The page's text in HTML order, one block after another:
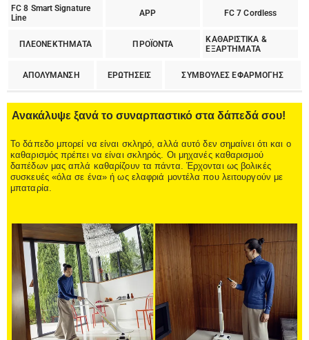
FC 8 Smart Signature
Line
APP FC 7 Cordless
ΠΛΕΟΝΕΚΤΗΜΑΤΑ ΠΡΟΪΟΝΤΑ
ΚΑΘΑΡΙΣΤΙΚΑ &
ΕΞΑΡΤΗΜΑΤΑ
ΑΠΟΛΥΜΑΝΣΗ ΕΡΩΤΗΣΕΙΣ ΣΥΜΒΟΥΛΕΣ ΕΦΑΡΜΟΓΗΣ
Ανακάλυψε ξανά το συναρπαστικό στα δάπεδά σου!
Το δάπεδο μπορεί να είναι σκληρό, αλλά αυτό δεν σημαίνει ότι και ο
καθαρισμός πρέπει να είναι σκληρός. Οι μηχανές καθαρισμού
δαπέδων μας απλά καθαρίζουν τα πάντα. Έρχονται ως βολικές
συσκευές «όλα σε ένα» ή ως ελαφριά μοντέλα που λειτουργούν με
μπαταρία.